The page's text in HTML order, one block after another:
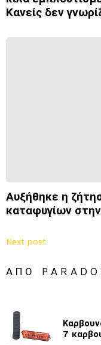
Κανείς δεν
Αυξήθηκε η
καταφυγίων
Next post
ΑΠΌ
7